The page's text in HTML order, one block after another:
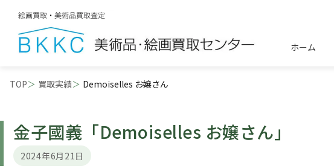
ホーム
TOP 買取実績 Demoiselles お嬢さん
金子國義 「Demoiselles お嬢さん」
2024年6月21日